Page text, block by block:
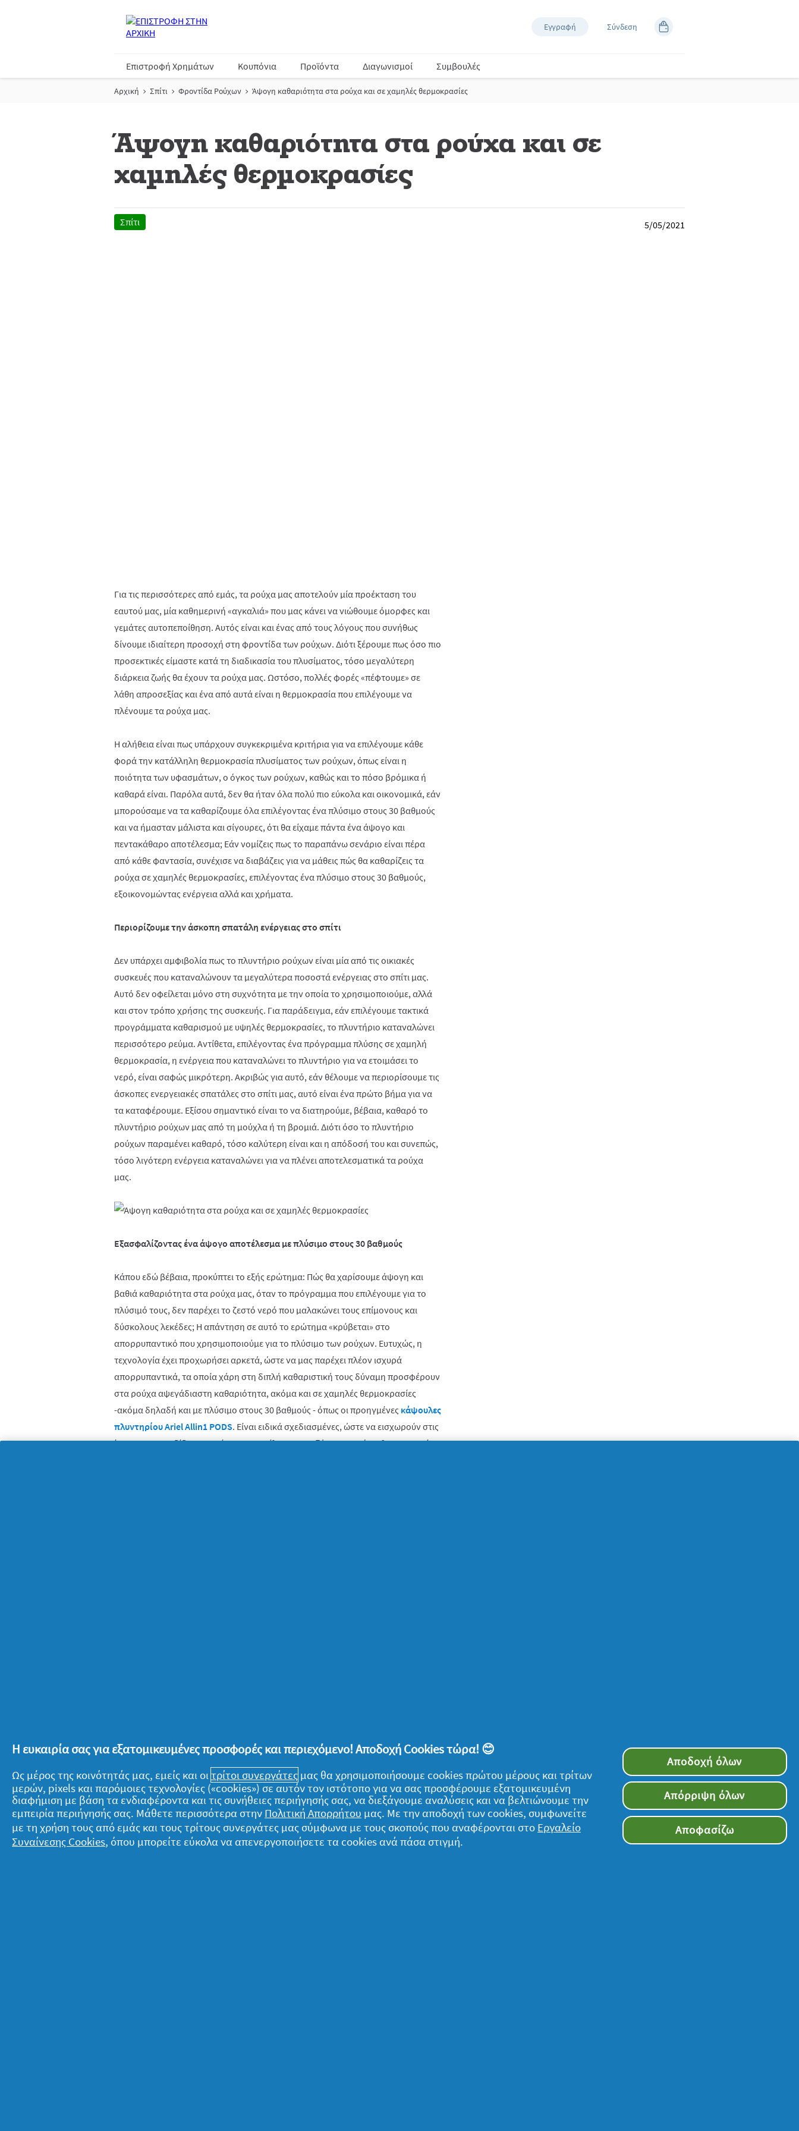
Εγγραφή Σύνδεση
Επιστροφή Χρημάτων Κουπόνια Προϊόντα Διαγωνισμοί Συμβουλές
Αρχική Σπίτι Φροντίδα Ρούχων Άψογη καθαριότητα στα ρούχα και σε χαμηλές θερμοκρασίες
Άψογη καθαριότητα στα ρούχα και σε
χαμηλές θερμοκρασίες
Σπίτι 5/05/2021
Για τις περισσότερες από εμάς, τα ρούχα μας αποτελούν μία προέκταση του
εαυτού μας, μία καθημερινή «αγκαλιά» που μας κάνει να νιώθουμε όμορφες και
γεμάτες αυτοπεποίθηση. Αυτός είναι και ένας από τους λόγους που συνήθως
δίνουμε ιδιαίτερη προσοχή στη φροντίδα των ρούχων. Διότι ξέρουμε πως όσο πιο
προσεκτικές είμαστε κατά τη διαδικασία του πλυσίματος, τόσο μεγαλύτερη
διάρκεια ζωής θα έχουν τα ρούχα μας. Ωστόσο, πολλές φορές «πέφτουμε» σε
λάθη απροσεξίας και ένα από αυτά είναι η θερμοκρασία που επιλέγουμε να
πλένουμε τα ρούχα μας.
Η αλήθεια είναι πως υπάρχουν συγκεκριμένα κριτήρια για να επιλέγουμε κάθε
φορά την κατάλληλη θερμοκρασία πλυσίματος των ρούχων, όπως είναι η
ποιότητα των υφασμάτων, ο όγκος των ρούχων, καθώς και το πόσο βρόμικα ή
καθαρά είναι. Παρόλα αυτά, δεν θα ήταν όλα πολύ πιο εύκολα και οικονομικά, εάν
μπορούσαμε να τα καθαρίζουμε όλα επιλέγοντας ένα πλύσιμο στους 30 βαθμούς
και να ήμασταν μάλιστα και σίγουρες, ότι θα είχαμε πάντα ένα άψογο και
πεντακάθαρο αποτέλεσμα; Εάν νομίζεις πως το παραπάνω σενάριο είναι πέρα
από κάθε φαντασία, συνέχισε να διαβάζεις για να μάθεις πώς θα καθαρίζεις τα
ρούχα σε χαμηλές θερμοκρασίες, επιλέγοντας ένα πλύσιμο στους 30 βαθμούς,
εξοικονομώντας ενέργεια αλλά και χρήματα.
Περιορίζουμε την άσκοπη σπατάλη ενέργειας στο σπίτι
Δεν υπάρχει αμφιβολία πως το πλυντήριο ρούχων είναι μία από τις οικιακές
συσκευές που καταναλώνουν τα μεγαλύτερα ποσοστά ενέργειας στο σπίτι μας.
Αυτό δεν οφείλεται μόνο στη συχνότητα με την οποία το χρησιμοποιούμε, αλλά
και στον τρόπο χρήσης της συσκευής. Για παράδειγμα, εάν επιλέγουμε τακτικά
προγράμματα καθαρισμού με υψηλές θερμοκρασίες, το πλυντήριο καταναλώνει
περισσότερο ρεύμα. Αντίθετα, επιλέγοντας ένα πρόγραμμα πλύσης σε χαμηλή
θερμοκρασία, η ενέργεια που καταναλώνει το πλυντήριο για να ετοιμάσει το
νερό, είναι σαφώς μικρότερη. Ακριβώς για αυτό, εάν θέλουμε να περιορίσουμε τις
άσκοπες ενεργειακές σπατάλες στο σπίτι μας, αυτό είναι ένα πρώτο βήμα για να
τα καταφέρουμε. Εξίσου σημαντικό είναι το να διατηρούμε, βέβαια, καθαρό το
πλυντήριο ρούχων μας από τη μούχλα ή τη βρομιά. Διότι όσο το πλυντήριο
ρούχων παραμένει καθαρό, τόσο καλύτερη είναι και η απόδοσή του και συνεπώς,
τόσο λιγότερη ενέργεια καταναλώνει για να πλένει αποτελεσματικά τα ρούχα
μας.
Εξασφαλίζοντας ένα άψογο αποτέλεσμα με πλύσιμο στους 30 βαθμούς
Κάπου εδώ βέβαια, προκύπτει το εξής ερώτημα: Πώς θα χαρίσουμε άψογη και
βαθιά καθαριότητα στα ρούχα μας, όταν το πρόγραμμα που επιλέγουμε για το
πλύσιμό τους, δεν παρέχει το ζεστό νερό που μαλακώνει τους επίμονους και
δύσκολους λεκέδες; Η απάντηση σε αυτό το ερώτημα «κρύβεται» στο
απορρυπαντικό που χρησιμοποιούμε για το πλύσιμο των ρούχων. Ευτυχώς, η
τεχνολογία έχει προχωρήσει αρκετά, ώστε να μας παρέχει πλέον ισχυρά
απορρυπαντικά, τα οποία χάρη στη διπλή καθαριστική τους δύναμη προσφέρουν
στα ρούχα αψεγάδιαστη καθαριότητα, ακόμα και σε χαμηλές θερμοκρασίες
-ακόμα δηλαδή και με πλύσιμο στους 30 βαθμούς - όπως οι προηγμένες κάψουλες
πλυντηρίουArielAllin1 PODS. Είναι ειδικά σχεδιασμένες, ώστε να εισχωρούν στις
ίνες και να αποδίδουν το μέγιστο αποτέλεσμα, ανεξάρτητα από τη θερμοκρασία
μας, δεν χρειάζεται να αλλάξουμε δραστικά την καθημερινότητά μας, αλλά να
ανακαλύψουμε τις εύκολες λύσεις που θα μας οδηγήσουν βήμα-βήμα σε έναν πιο
ευσυνείδητο και οικολογικό τρόπο ζωής. Με άλλα λόγια, δεν χρειάζεται να
επιβαρύνουμε τον πλανήτη για να απολαμβάνουμε καθημερινά φρεσκοπλυμένα
και καθαρά ρούχα. Αρκεί να διατηρούμε καθαρό το πλυντήριο ρούχων μας και να
Η ευκαιρία σας για εξατομικευμένες προσφορές και περιεχόμενο! Αποδοχή Cookies τώρα! 😊
Ως μέρος της κοινότητάς μας, εμείς και οιτρίτοι συνεργάτες μας θα χρησιμοποιήσουμε cookies πρώτου μέρους και τρίτων
μερών, pixels και παρόμοιες τεχνολογίες («cookies») σε αυτόν τον ιστότοπο για να σας προσφέρουμε εξατομικευμένη
διαφήμιση με βάση τα ενδιαφέροντα και τις συνήθειες περιήγησής σας, να διεξάγουμε αναλύσεις και να βελτιώνουμε την
εμπειρία περιήγησής σας. Μάθετε περισσότερα στην Πολιτική Απορρήτου μας. Με την αποδοχή των cookies, συμφωνείτε
με τη χρήση τους από εμάς και τους τρίτους συνεργάτες μας σύμφωνα με τους σκοπούς που αναφέρονται στο Εργαλείο
Συναίνεσης Cookies, όπου μπορείτε εύκολα να απενεργοποιήσετε τα cookies ανά πάσα στιγμή.
Αποδοχή όλων
Απόρριψη όλων
Αποφασίζω